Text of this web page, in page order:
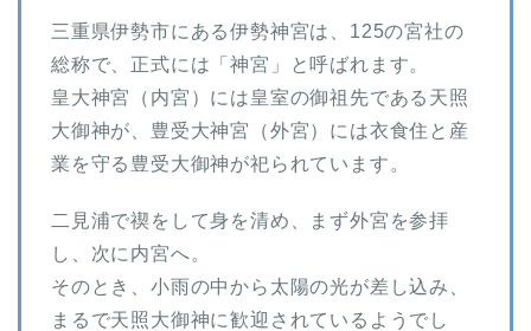
三重県伊勢市にある伊勢神宮は、125の宮社の
総称で、正式には「神宮」と呼ばれます。
皇大神宮（内宮）には皇室の御祖先である天照
大御神が、豊受大神宮（外宮）には衣食住と産
業を守る豊受大御神が祀られています。
二見浦で禊をして身を清め、まず外宮を参拝
し、次に内宮へ。
そのとき、小雨の中から太陽の光が差し込み、
まるで天照大御神に歓迎されているようでし